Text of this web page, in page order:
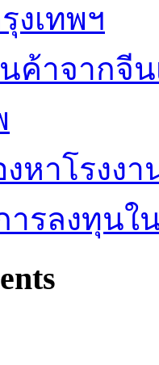
งเทพฯ
ค้าจากจี
หาโรงง
ารลงทุนใ